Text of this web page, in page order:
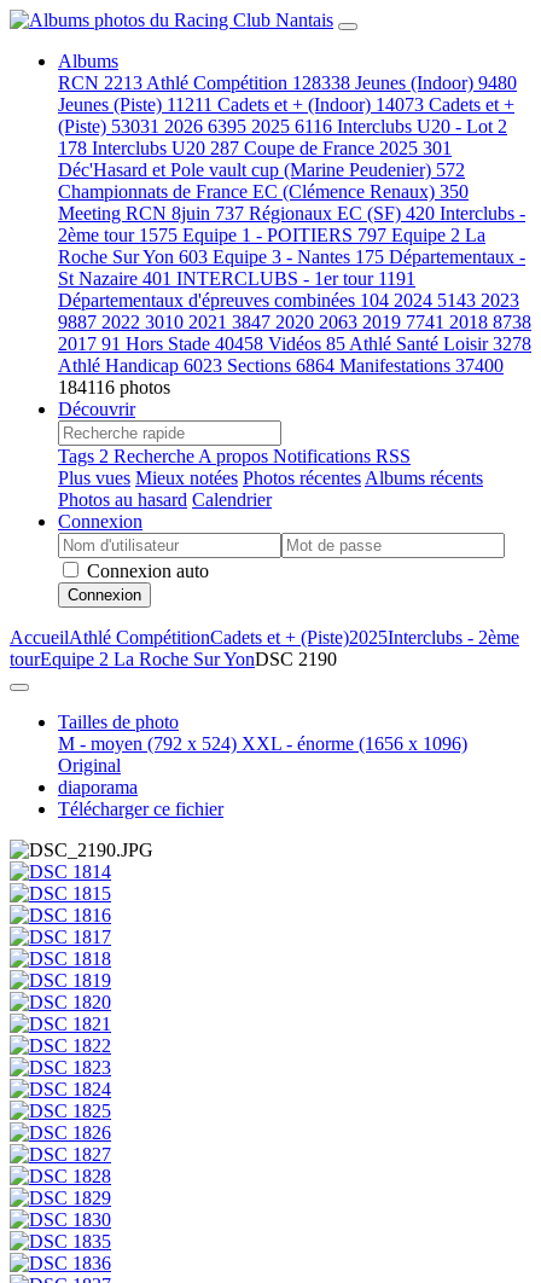
Albums
RCN 2213 Athlé Compétition 128338 Jeunes (Indoor) 9480
Jeunes (Piste) 11211 Cadets et + (Indoor) 14073 Cadets et +
(Piste) 53031 2026 6395 2025 6116 Interclubs U20 - Lot 2
178 Interclubs U20 287 Coupe de France 2025 301
Déc'Hasard et Pole vault cup (Marine Peudenier) 572
Championnats de France EC (Clémence Renaux) 350
Meeting RCN 8juin 737 Régionaux EC (SF) 420 Interclubs -
2ème tour 1575 Equipe 1 - POITIERS 797 Equipe 2 La
Roche Sur Yon 603 Equipe 3 - Nantes 175 Départementaux -
St Nazaire 401 INTERCLUBS - 1er tour 1191
Départementaux d'épreuves combinées 104 2024 5143 2023
9887 2022 3010 2021 3847 2020 2063 2019 7741 2018 8738
2017 91 Hors Stade 40458 Vidéos 85 Athlé Santé Loisir3278
Athlé Handicap 6023 Sections 6864 Manifestations 37400
184116 photos
Découvrir
Tags 2 Recherche A propos Notifications RSS
Plus vues Mieux notées Photos récentes Albums récents
Photos au hasard Calendrier
Connexion
Connexion auto
Connexion
AccueilAthlé CompétitionCadets et + (Piste)2025Interclubs - 2ème
tourEquipe 2 La Roche Sur YonDSC 2190
Tailles de photo
M - moyen (792 x 524) XXL - énorme (1656 x 1096)
Original
diaporama
Télécharger ce fichier